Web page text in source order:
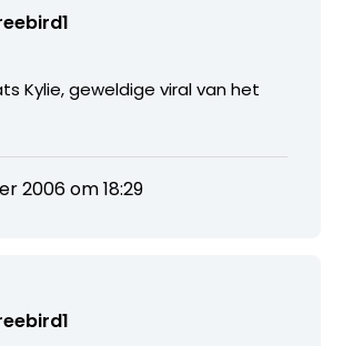
Kylie, geweldige viral van het
2006 om 18:29